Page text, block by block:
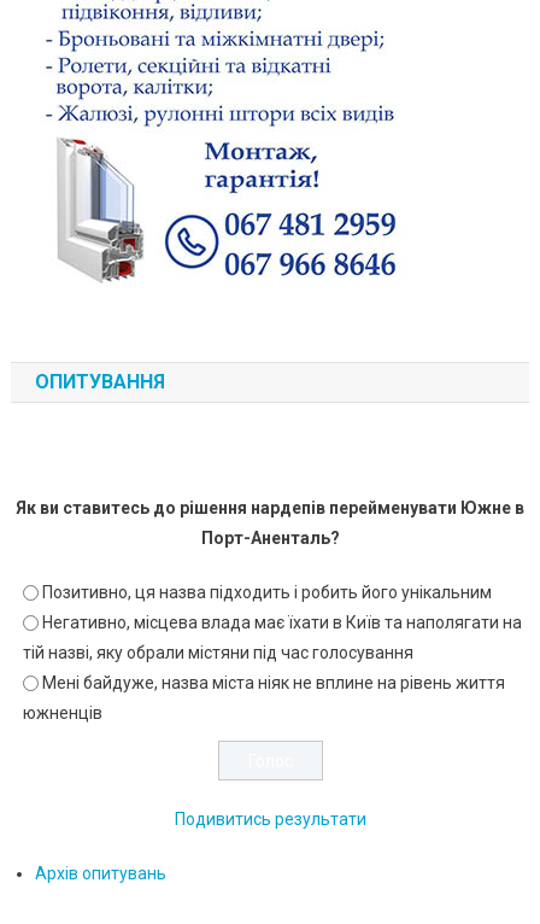
ОПИТУВАННЯ
Як ви ставитесь до рішення нардепів перейменувати Южне в
Порт-Аненталь?
Позитивно, ця назва підходить і робить його унікальним
Негативно, місцева влада має їхати в Київ та наполягати на
тій назві, яку обрали містяни під час голосування
Мені байдуже, назва міста ніяк не вплине на рівень життя
южненців
Подивитись результати
Архів опитувань